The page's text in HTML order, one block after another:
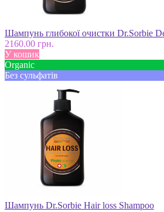
Шампунь глибокої очистки Dr.Sorbie
2160.00 грн.
У кошик
Оrganic
Без сульфатів
Шампунь Dr.Sorbie Hair loss Shampoo